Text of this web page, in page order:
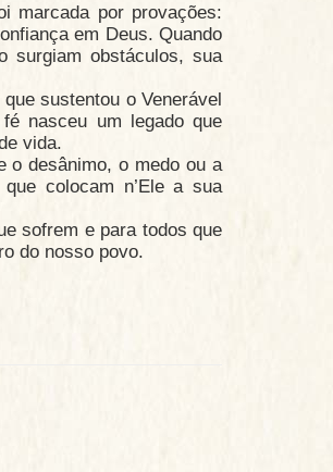
marcada por provações:
em Deus. Quando
surgiam obstáculos, sua
sustentou o Venerável
nasceu um legado que
vida.
o desânimo, o medo ou a
colocam n’Ele a sua
sofrem e para todos que
do nosso povo.